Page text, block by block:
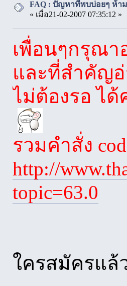
FAQ : ปัญหาที่พบบ่อยๆ ห้า
« เมื่อ21-02-2007 07:35:12 »
เพื่อนๆกรุณ
และที่สำคัญอ่
ไม่ต้องรอ ได้
รวมคำสั่ง
http://
topic=63.0
ใครสมัครแล้